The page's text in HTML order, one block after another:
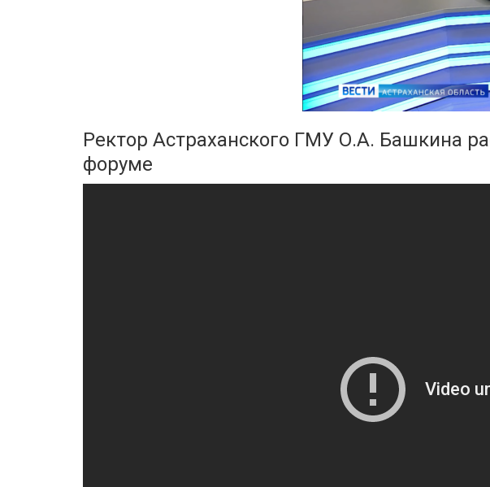
Ректор Астраханского ГМУ О.А. Башкина
форуме